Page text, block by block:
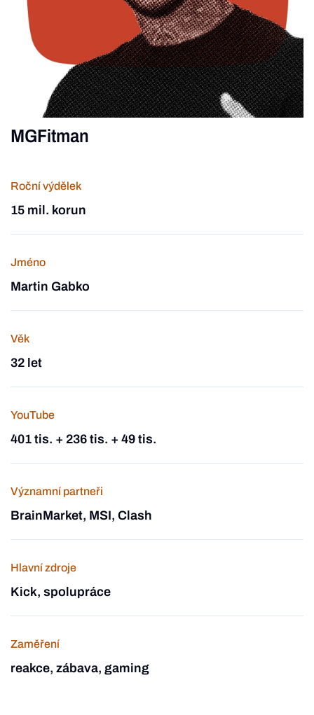
MGFitman
Roční výdělek
15 mil. korun
Jméno
Martin Gabko
Věk
32 let
YouTube
401 tis. + 236 tis. + 49 tis.
Významní partneři
BrainMarket, MSI, Clash
Hlavní zdroje
Kick, spolupráce
Zaměření
reakce, zábava, gaming